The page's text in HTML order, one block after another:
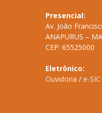
Presencial:
Av. João
ANAPURUS – MA
CEP: 65525000
Eletrônico:
Ouvidoria / e-SIC